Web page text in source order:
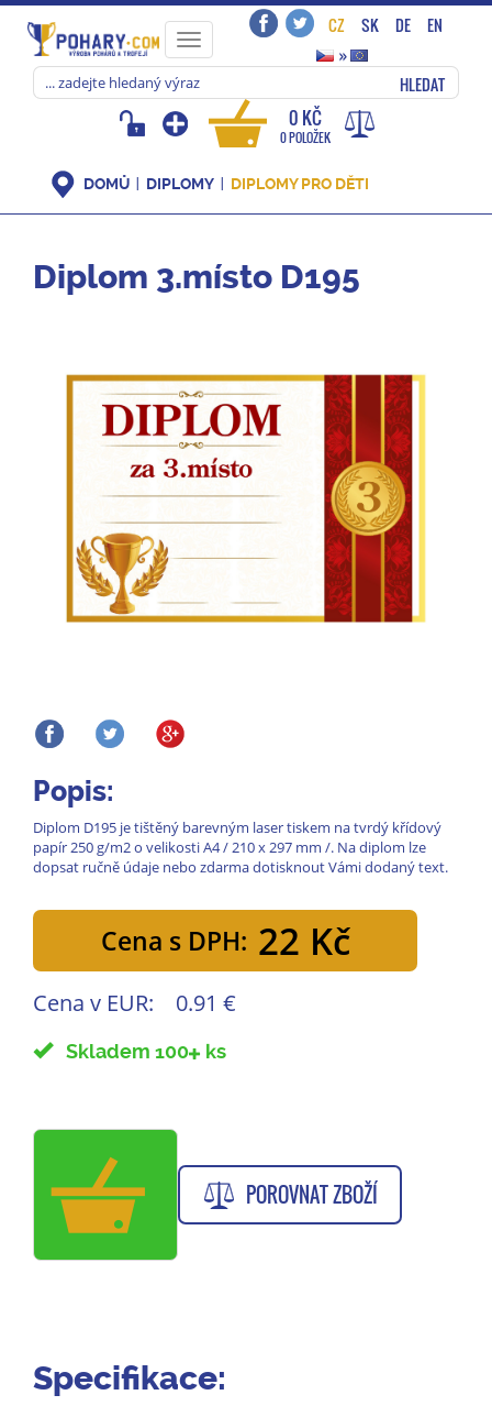
Toggle
navigation
CZ SK DE
EN
»
HLEDAT
0 KČ
0 POLOŽEK
DOMŮ DIPLOMY DIPLOMY PRO DĚTI
Diplom 3.místo D195
Popis:
Diplom D195 je tištěný barevným laser tiskem na tvrdý křídový
papír 250 g/m2 o velikosti A4 / 210 x 297 mm /. Na diplom lze
dopsat ručně údaje nebo zdarma dotisknout Vámi dodaný text.
Cena s DPH: 22 Kč
Cena v EUR: 0.91 €
Skladem 100 ks
POROVNAT ZBOŽÍ
Specifikace: